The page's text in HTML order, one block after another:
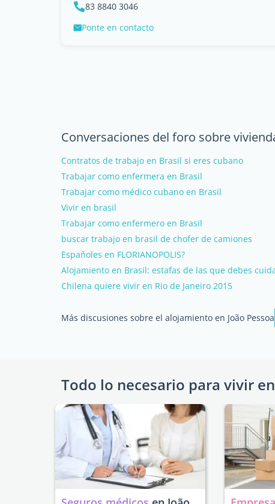
83 8840 3046
Ponte en contacto
Conversaciones del foro sobre
Contratos de trabajo en Brasil si eres cubano
Trabajar como enfermera en Brasil
Trabajar como médico cubano en Brasil
Vivir en brasil
Trabajar como enfermero en Brasil
buscar trabajo en brasil de chofer de camiones
Españoles en FLORIANOPOLIS?
Alojamiento en Brasil: estafas de las que debes
Chilena quiere vivir en Rio de Janeiro 2015
Más discusiones sobre el alojamiento en João Pessoa
Todo lo necesario para vivir